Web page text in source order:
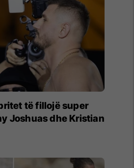
të fillojë super
Joshuas dhe Kristian